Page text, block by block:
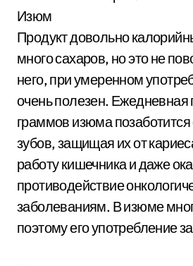
Изюм
Продукт довольно
много сахаров, но это не
него, при умеренном
очень полезен. Ежедневная
граммов изюма позаботится
зубов, защищая их от
работу кишечника и даже
противодействие
заболеваниям. В изюме
поэтому его употребление